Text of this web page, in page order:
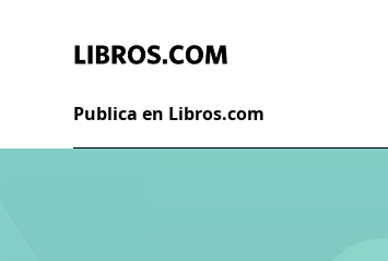
Publica en Libros.com